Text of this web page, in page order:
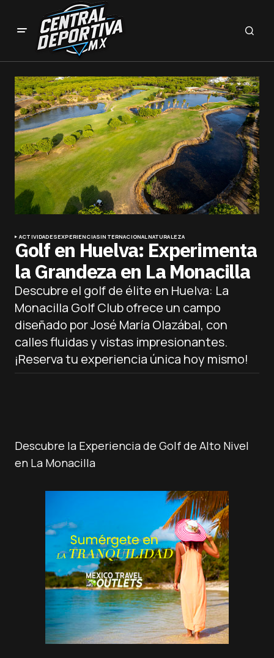
ACTIVIDADESEXPERIENCIASINTERNACIONALNATURALEZA
Golf en Huelva: Experimenta
la Grandeza en La Monacilla
Descubre el golf de élite en Huelva: La
Monacilla Golf Club ofrece un campo
diseñado por José María Olazábal, con
calles fluidas y vistas impresionantes.
¡Reserva tu experiencia única hoy mismo!
Descubre la Experiencia de Golf de Alto Nivel
en La Monacilla